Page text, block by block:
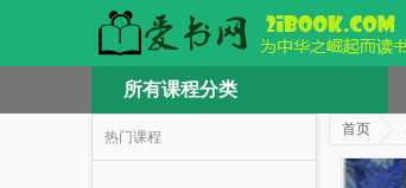
所有课程分类
热门课程 首页